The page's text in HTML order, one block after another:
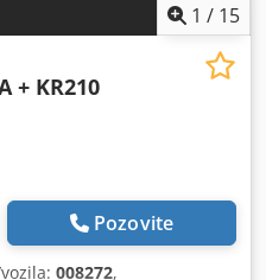
1 / 15
+ KR210
Pozovite
008272,